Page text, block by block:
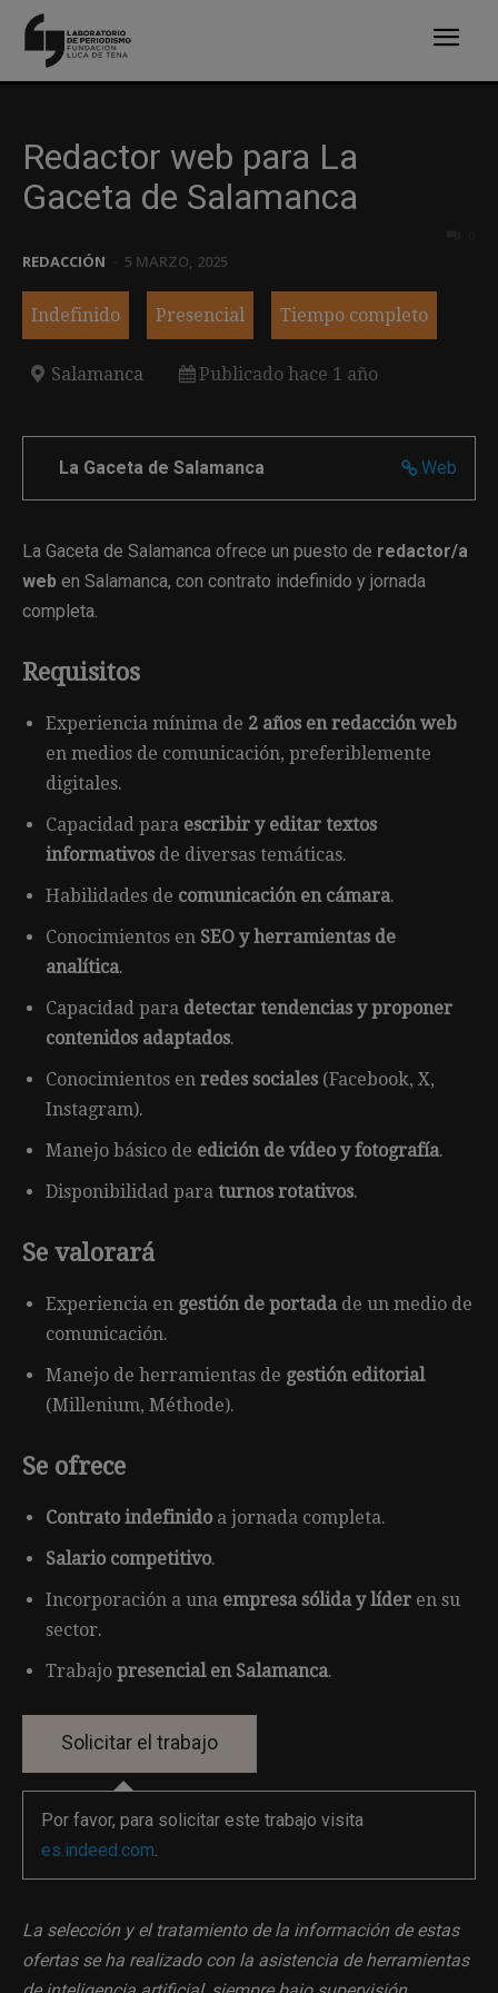
Redactor web para La
Gaceta de Salamanca
REDACCIÓN 5 MARZO, 2025
Indefinido Presencial Tiempo completo
Salamanca Publicado hace 1 año
Web
La Gaceta de Salamanca
La Gaceta de Salamanca ofrece un puesto de redactor/a
web en Salamanca, con contrato indefinido y jornada
completa.
Requisitos
Experiencia mínima de 2 años en redacción web
en medios de comunicación, preferiblemente
digitales.
Capacidad para escribir y editar textos
informativos de diversas temáticas.
Habilidades de comunicación en cámara.
Conocimientos en SEO y herramientas de
analítica.
Capacidad para detectar tendencias y proponer
contenidos adaptados.
Conocimientos en redes sociales (Facebook, X,
Instagram).
Manejo básico de edición de vídeo y fotografía.
Disponibilidad para turnos rotativos.
Se valorará
Experiencia en gestión de portada de un medio de
comunicación.
Manejo de herramientas de gestión editorial
(Millenium, Méthode).
Se ofrece
Contrato indefinido a jornada completa.
Salario competitivo.
Incorporación a una empresa sólida y líder en su
sector.
Trabajo presencial en Salamanca.
Por favor, para solicitar este trabajo visita
es.indeed.com.
La selección y el tratamiento de la información de estas
ofertas se ha realizado con la asistencia de herramientas